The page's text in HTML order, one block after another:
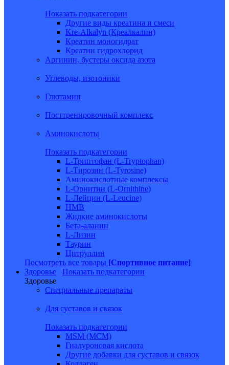
Показать подкатегории
Другие виды креатина и смеси
Kre-Alkalyn (Креалкалин)
Креатин моногидрат
Креатин гидрохлорид
Аргинин, бустеры оксида азота
Углеводы, изотоники
Глютамин
Посттренировочный комплекс
Аминокислоты
Показать подкатегории
L-Триптофан (L-Tryptophan)
L-Тирозин (L-Tyrosine)
Аминокислотные комплексы
L-Орнитин (L-Ornithine)
L-Лейцин (L-Leucine)
HMB
Жидкие аминокислоты
Бета-аланин
L-Лизин
Таурин
Цитруллин
Посмотреть все товары [Спортивное питание]
Здоровье
Показать подкатегории
Здоровье
Специальные препараты
Для суставов и связок
Показать подкатегории
MSM (МСМ)
Гиалуроновая кислота
Другие добавки для суставов и связок